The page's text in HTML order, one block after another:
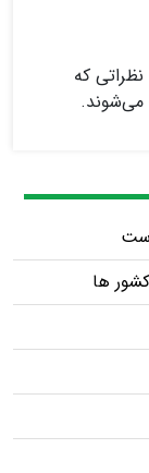
که
می‌شوند.
ها